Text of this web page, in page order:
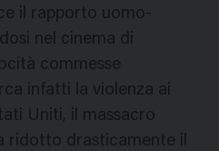
il rapporto uomo-
nel cinema di
commesse
infatti la violenza ai
Uniti, il massacro
ridotto drasticamente il